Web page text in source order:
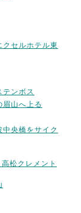
セルホテル東
ンボス
山へ上る
央橋をサイク
松クレメント